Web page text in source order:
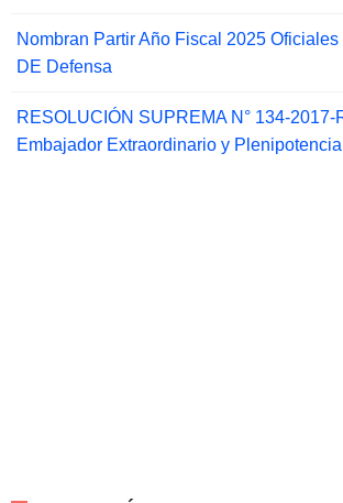
Nombran Partir Año Fiscal 2025
DE Defensa
RESOLUCIÓN SUPREMA N° 134-2017-
Embajador Extraordinario y